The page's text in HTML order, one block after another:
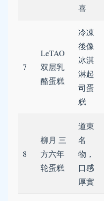
喜
7
LeTAO
双层乳
酪蛋糕
冷凍
後像
冰淇
淋起
司蛋
糕
8
柳月 三
方六年
轮蛋糕
道東
名
物，
口感
厚實